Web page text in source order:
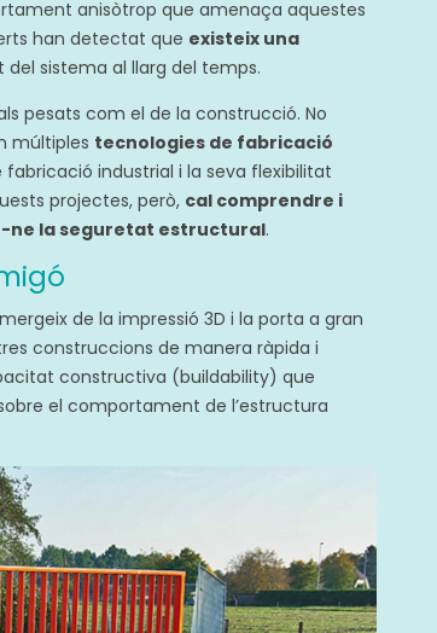
anisòtrop que amenaça aquestes
han detectat que existeix una
sistema al llarg del temps.
pesats com el de la construcció. No
múltiples tecnologies de fabricació
industrial i la seva flexibilitat
projectes, però, cal comprendre i
ne la seguretat estructural.
de la impressió 3D i la porta a gran
construccions de manera ràpida i
constructiva (buildability) que
el comportament de l’estructura